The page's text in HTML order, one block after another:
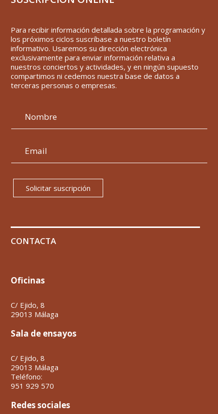
Para recibir información detallada sobre la programación y
los próximos ciclos suscríbase a nuestro boletín
informativo. Usaremos su dirección electrónica
exclusivamente para enviar información relativa a
nuestros conciertos y actividades, y en ningún supuesto
compartimos ni cedemos nuestra base de datos a
terceras personas o empresas.
Solicitar suscripción
CONTACTA
Oficinas
C/ Ejido, 8
29013 Málaga
Sala de ensayos
C/ Ejido, 8
29013 Málaga
Teléfono:
951 929 570
Redes sociales